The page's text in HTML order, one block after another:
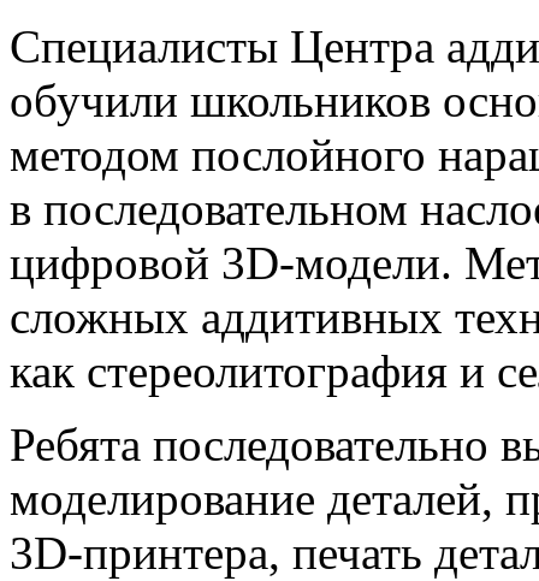
Специалисты Центра
обучили школьников
методом послойного
в последовательном
цифровой 3D-модели.
сложных аддитивных
как стереолитография и
Ребята последовательно
моделирование деталей,
3D-принтера, печать